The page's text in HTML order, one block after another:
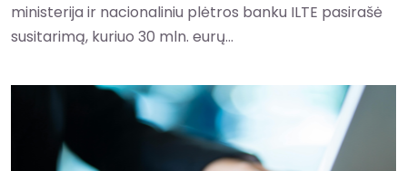
ministerija ir nacionaliniu plėtros banku ILTE pasirašė
susitarimą, kuriuo 30 mln. eurų...